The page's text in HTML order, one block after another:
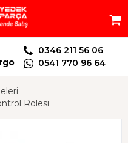
0346 211 56 06
0541 770 96 64
Rolesi